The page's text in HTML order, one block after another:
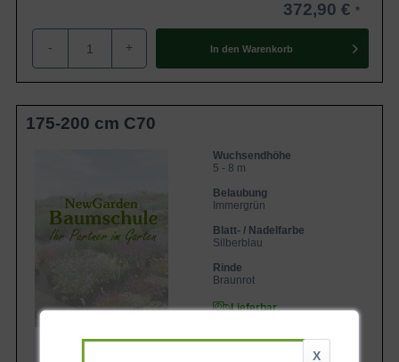
372,90 €
- + In den Warenkorb
175-200 cm C70
Wuchsendhöhe
5 - 8 m
Belaubung
Immergrün
Blatt- / Nadelfarbe
Silberblau
Rinde
Braunrot
Lieferbar
X